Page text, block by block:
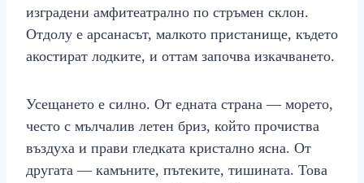
изградени амфитеатрално по стръмен склон.
Отдолу е арсанасът, малкото пристанище, където
акостират лодките, и оттам започва изкачването.
Усещането е силно. От едната страна — морето,
често с мълчалив летен бриз, който прочиства
въздуха и прави гледката кристално ясна. От
другата — камъните, пътеките, тишината. Това